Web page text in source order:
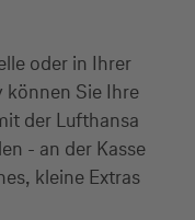
oder in Ihrer
Sie Ihre
der Lufthansa
- an der Kasse
kleine Extras